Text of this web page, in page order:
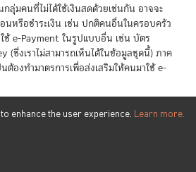
enhance the user experience. Learn more.
ลุ่มคนที่ไม่ได้ใช้เงินสดด้วยเช่นกัน อาจจะ
อนหรือชำระเงิน เช่น ปกติคนอื่นในครอบครัว
ช้ e-Payment ในรูปแบบอื่น เช่น บัตร
(ซึ่งเราไม่สามารถเห็นได้ในข้อมูลชุดนี้) ภาค
ต้องทำมาตรการเพื่อส่งเสริมให้คนมาใช้ e-
ด้วยเหตุผลบางประการ เช่น การขาดทักษะ
ทุน หรือเพราะผู้ขายที่ทำธุรกรรมเป็นประจำไม่
ดการใช้งานเพิ่มขึ้นได้